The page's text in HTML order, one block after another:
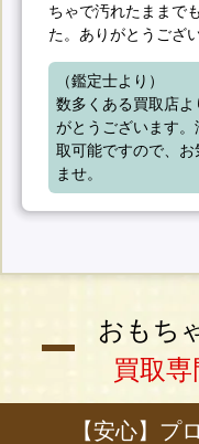
ちゃで汚れたままで
た。ありがとうござ
（鑑定士より）
数多くある買取店
がとうございます
取可能ですので、
ませ。
おもち
買取
【安心】プ